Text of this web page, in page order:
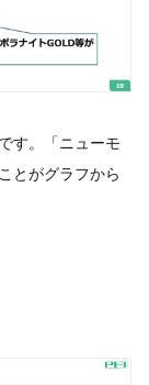
す。「ニューモ
とがグラフから